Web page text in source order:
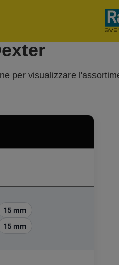
per visualizzare
15 mm
15 mm